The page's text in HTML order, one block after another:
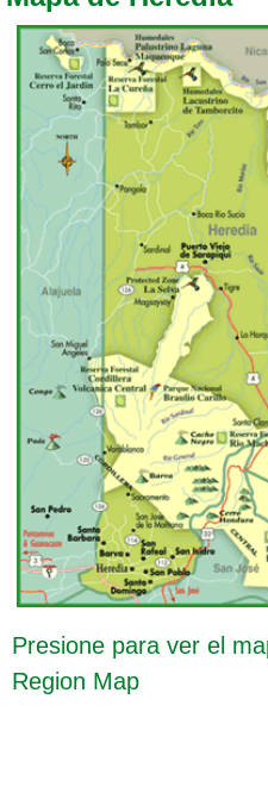
Presione para ver el
Region Map